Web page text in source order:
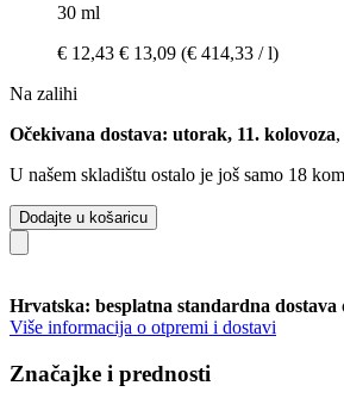
30 ml
€ 12,43 € 13,09 (€ 414,33 / l)
Na zalihi
Očekivana dostava: utorak, 11. kolovoza
U našem skladištu ostalo je još samo 18
Dodajte u košaricu
Hrvatska: besplatna standardna dostava
Više informacija o otpremi i dostavi
Značajke i prednosti